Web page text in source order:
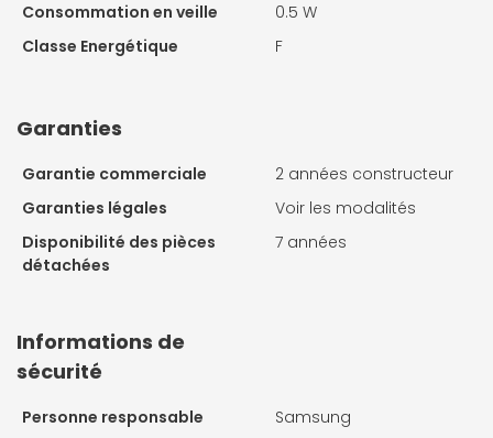
Consommation en veille
0.5 W
Classe Energétique
F
Garanties
Garantie commerciale
2 années constructeur
Garanties légales
Voir les modalités
Disponibilité des pièces
détachées
7 années
Informations de
sécurité
Personne responsable
Samsung